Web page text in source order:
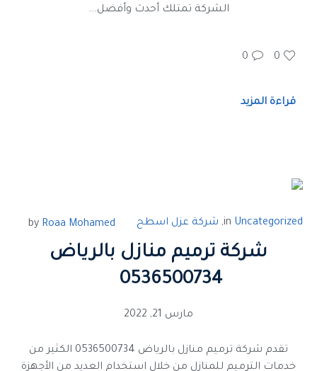
الشركة تمتلك أحدث وأفضل...
0
0
قراءة المزيد
in Uncategorized
, شركة عزل اسطح by Roaa Mohamed
شركة ترميم منازل بالرياض
0536500734
مارس 21, 2022
تقدم شركة ترميم منازل بالرياض 0536500734 الكثير من
خدمات الترميم للمنازل من خلال استخدام العديد من الأجهزة